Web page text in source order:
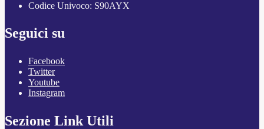
Codice Univoco: S90AYX
Seguici su
Facebook
Twitter
Youtube
Instagram
Sezione Link Utili